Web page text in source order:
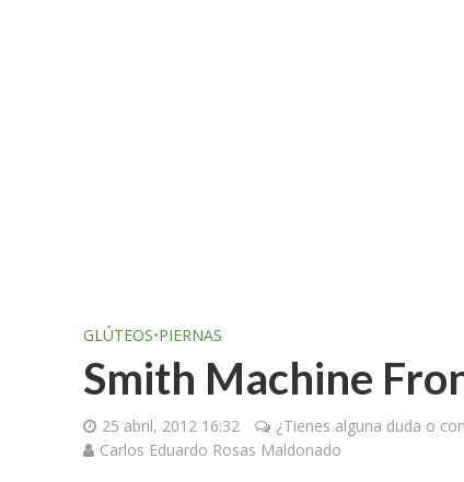
GLÚTEOS•PIERNAS
Smith Machine
25 abril, 2012 16:32
¿Tienes alguna duda o
Carlos Eduardo Rosas Maldonado